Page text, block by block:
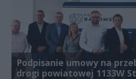
Podpisanie umowy na
drogi powiatowej 1133W